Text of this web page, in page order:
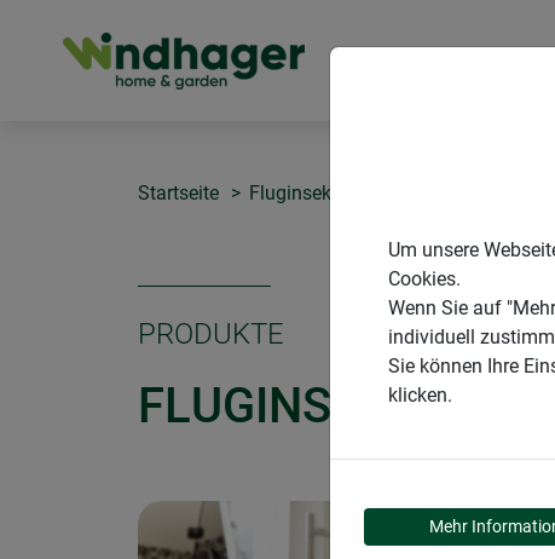
Startseite Fluginsekten
PRODUKTE
FLUGINSEKTEN
Um unsere
Cookies.
Wenn Sie auf
individuell
Sie können Ihre
klicken.
Mehr